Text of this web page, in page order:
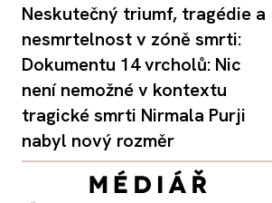
Neskutečný triumf, tragédie a
nesmrtelnost v zóně smrti:
Dokumentu 14 vrcholů: Nic
není nemožné v kontextu
tragické smrti Nirmala Purji
nabyl nový rozměr